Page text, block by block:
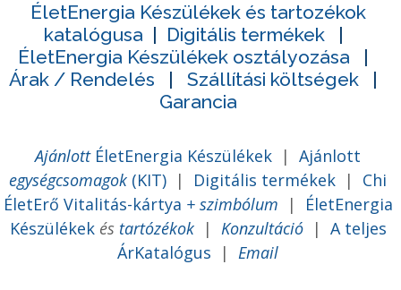
ÉletEnergia Készülékek és tartozékok
katalógusa | Digitális termékek|
ÉletEnergia Készülékek osztályozása |
Árak / Rendelés | Szállítási költségek |
Garancia
Ajánlott ÉletEnergia Készülékek | Ajánlott
egységcsomagok (KIT) | Digitális termékek | Chi
ÉletErő Vitalitás-kártya + szimbólum |
ÉletEnergia
Készülékek és tartózékok| Konzultáció| A teljes
ÁrKatalógus | Email